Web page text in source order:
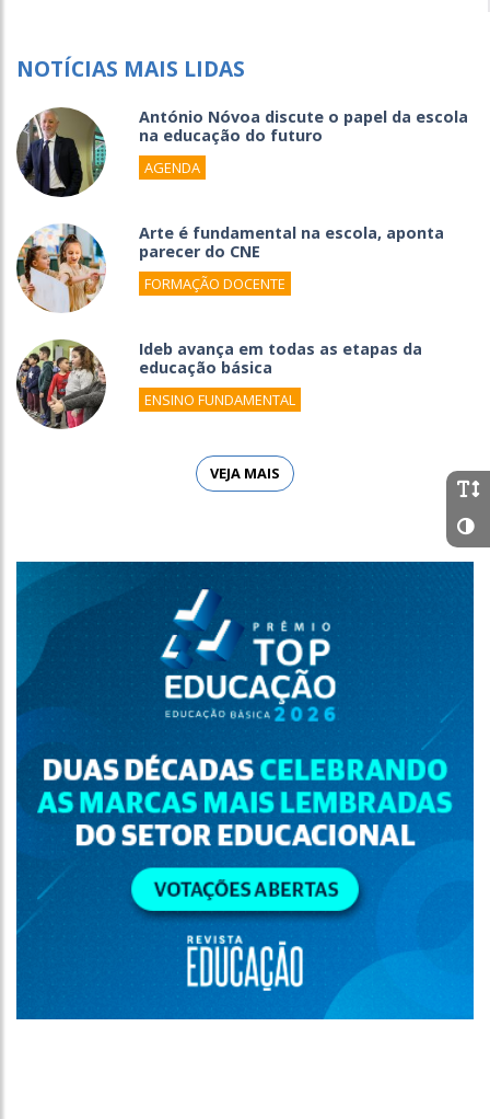
NOTÍCIAS MAIS LIDAS
António Nóvoa discute o papel da escola
na educação do futuro
AGENDA
Arte é fundamental na escola, aponta
parecer do CNE
FORMAÇÃO DOCENTE
Ideb avança em todas as etapas da
educação básica
ENSINO FUNDAMENTAL
VEJA MAIS